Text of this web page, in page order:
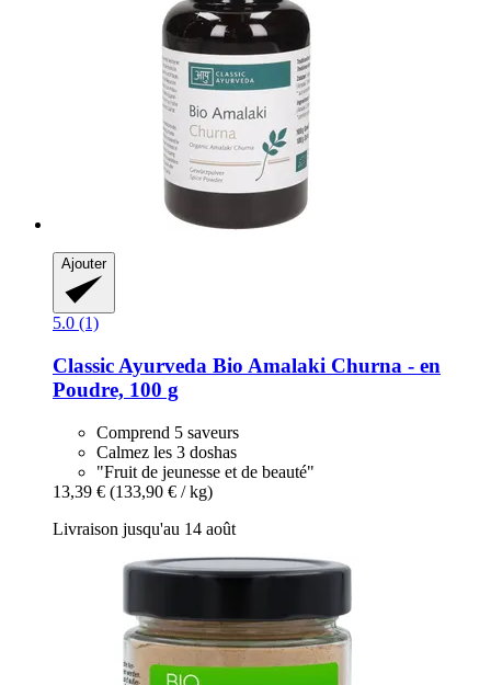
Ajouter
5.0 (1)
Classic Ayurveda Bio Amalaki Churna -​ en
Poudre, 100 g
Comprend 5 saveurs
Calmez les 3 doshas
"Fruit de jeunesse et de beauté"
13,39 € (133,90 € / kg)
Livraison jusqu'au 14 août